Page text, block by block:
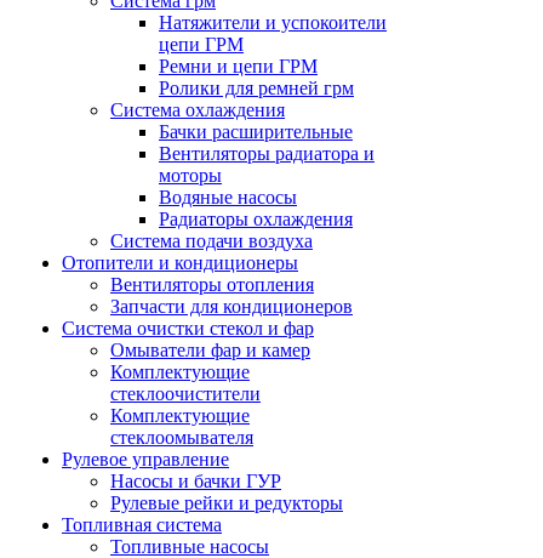
Натяжители и успокоители
цепи ГРМ
Ремни и цепи ГРМ
Ролики для ремней грм
Система охлаждения
Бачки расширительные
Вентиляторы радиатора и
моторы
Водяные насосы
Радиаторы охлаждения
Система подачи воздуха
Отопители и кондиционеры
Вентиляторы отопления
Запчасти для кондиционеров
Система очистки стекол и фар
Омыватели фар и камер
Комплектующие
стеклоочистители
Комплектующие
стеклоомывателя
Рулевое управление
Насосы и бачки ГУР
Рулевые рейки и редукторы
Топливная система
Топливные насосы